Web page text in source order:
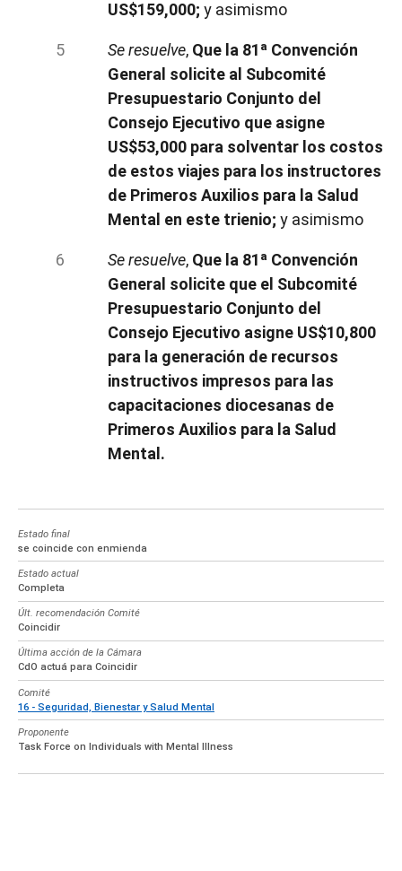
US$159,000; y asimismo
Se resuelve, Que la 81ª Convención
General solicite al Subcomité
Presupuestario Conjunto del
Consejo Ejecutivo que asigne
US$53,000 para solventar los costos
de estos viajes para los instructores
de Primeros Auxilios para la Salud
Mental en este trienio; y asimismo
Se resuelve, Que la 81ª Convención
General solicite que el Subcomité
Presupuestario Conjunto del
Consejo Ejecutivo asigne US$10,800
para la generación de recursos
instructivos impresos para las
capacitaciones diocesanas de
Primeros Auxilios para la Salud
Mental.
Estado final
se coincide con enmienda
Estado actual
Completa
Últ. recomendación Comité
Coincidir
Última acción de la Cámara
CdO actuá para Coincidir
Comité
16 - Seguridad, Bienestar y Salud Mental
Proponente
Task Force on Individuals with Mental Illness